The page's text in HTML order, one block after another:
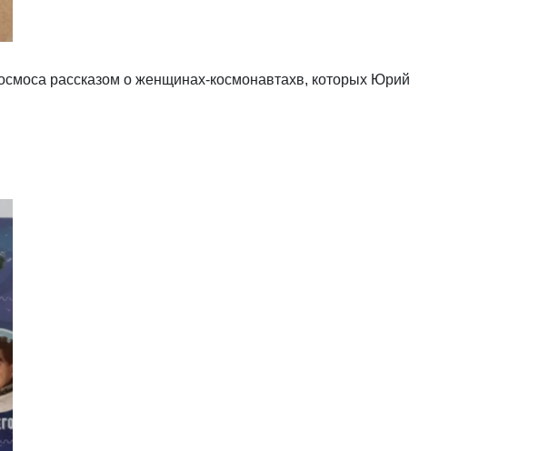
рассказом о женщинах-космонавтахв, которых Юрий